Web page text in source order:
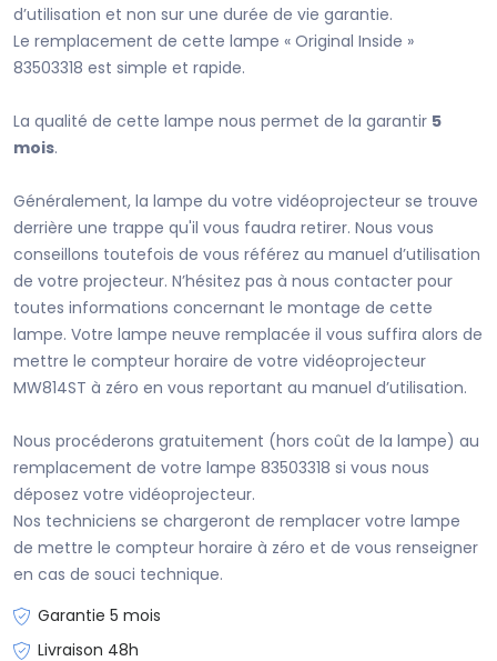
d’utilisation et non sur une durée de vie garantie.
Le remplacement de cette lampe « Original Inside »
83503318 est simple et rapide.
La qualité de cette lampe nous permet de la garantir 5
mois.
Généralement, la lampe du votre vidéoprojecteur se trouve
derrière une trappe qu'il vous faudra retirer. Nous vous
conseillons toutefois de vous référez au manuel d’utilisation
de votre projecteur. N’hésitez pas à nous contacter pour
toutes informations concernant le montage de cette
lampe. Votre lampe neuve remplacée il vous suffira alors de
mettre le compteur horaire de votre vidéoprojecteur
MW814ST à zéro en vous reportant au manuel d’utilisation.
Nous procéderons gratuitement (hors coût de la lampe) au
remplacement de votre lampe 83503318 si vous nous
déposez votre vidéoprojecteur.
Nos techniciens se chargeront de remplacer votre lampe
de mettre le compteur horaire à zéro et de vous renseigner
en cas de souci technique.
Garantie 5 mois
Livraison 48h